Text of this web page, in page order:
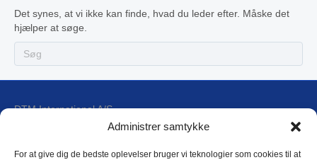
Administrer samtykke
For at give dig de bedste oplevelser bruger vi teknologier som cookies til at
Det synes, at vi ikke kan finde, hvad du leder efter. Måske det
hjælper at søge.
DTM International A/S